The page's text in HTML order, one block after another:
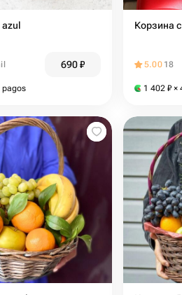
azul
690₽
pagos
Корзина
5.00 18
1 402 ₽ ×